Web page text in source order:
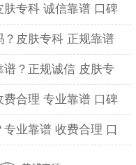
专科 诚信靠谱 口碑
皮肤专科 正规靠谱
？正规诚信 皮肤专
合理 专业靠谱 口碑
业靠谱 收费合理 口